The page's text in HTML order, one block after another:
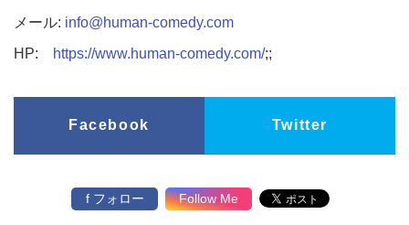
メール: info@human-comedy.com
HP:
https://www.human-comedy.com/;;
Facebook Twitter
f フォロー Follow Me